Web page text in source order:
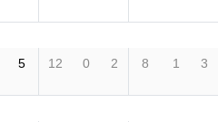
5 12 0 2 8 1 3